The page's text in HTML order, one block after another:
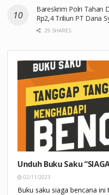
Bareskrim Polri Tahan
Rp2,4 Triliun PT Dana
29 SHARES
Unduh Buku Saku
02/11/2023
Buku saku siaga bencana